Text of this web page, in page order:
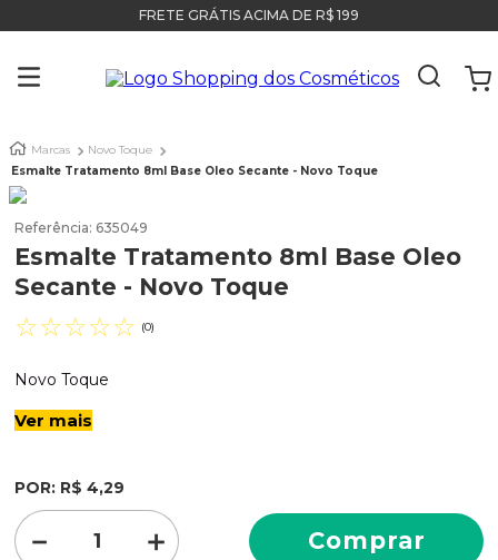
FRETE GRÁTIS ACIMA DE R$ 199
Marcas
Novo Toque
Esmalte Tratamento 8ml Base Oleo Secante - Novo Toque
Referência: 635049
Esmalte Tratamento 8ml Base Oleo
Secante - Novo Toque
☆☆☆☆☆ (0)
Novo Toque
Ver mais
POR: R$ 4,29
＋
－ Comprar